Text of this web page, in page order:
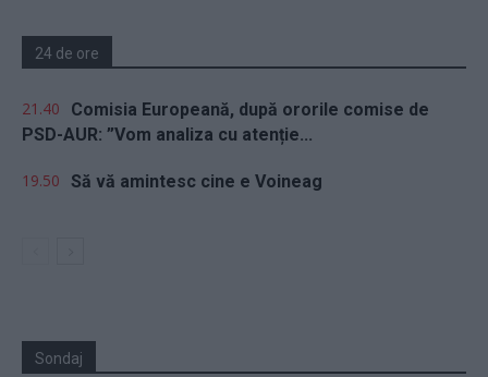
24 de ore
21.40
Comisia Europeană, după ororile comise de
PSD-AUR: ”Vom analiza cu atenție...
19.50 Să vă amintesc cine e Voineag
Sondaj